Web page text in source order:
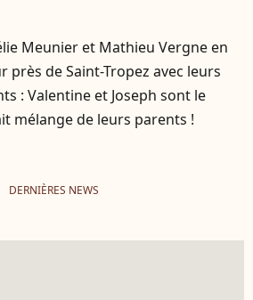
Meunier et Mathieu Vergne en
près de Saint-Tropez avec leurs
: Valentine et Joseph sont le
mélange de leurs parents !
DERNIÈRES NEWS